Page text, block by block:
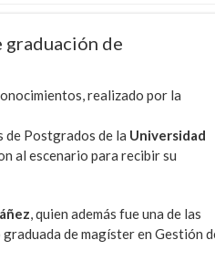
de
realizado por la
de Postgrados de la Universidad
al escenario para recibir su
, quien además fue una de las
de magíster en Gestión